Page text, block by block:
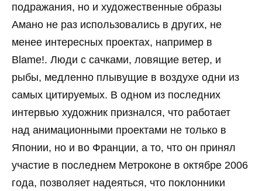
подражания, но и художественные образы
Амано не раз использовались в других, не
менее интересных проектах, например в
Blame!. Люди с сачками, ловящие ветер, и
рыбы, медленно плывущие в воздухе одни из
самых цитируемых. В одном из последних
интервью художник признался, что работает
над анимационными проектами не только в
Японии, но и во Франции, а то, что он принял
участие в последнем Метроконе в октябре 2006
года, позволяет надеяться, что поклонники